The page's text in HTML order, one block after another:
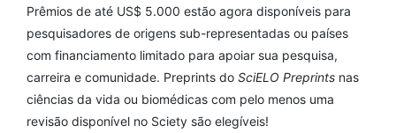
Prêmios de até US$ 5.000 estão agora disponíveis para
pesquisadores de origens sub-representadas ou países
com financiamento limitado para apoiar sua pesquisa,
carreira e comunidade. Preprints do SciELO Preprints nas
ciências da vida ou biomédicas com pelo menos uma
revisão disponível no Sciety são elegíveis!